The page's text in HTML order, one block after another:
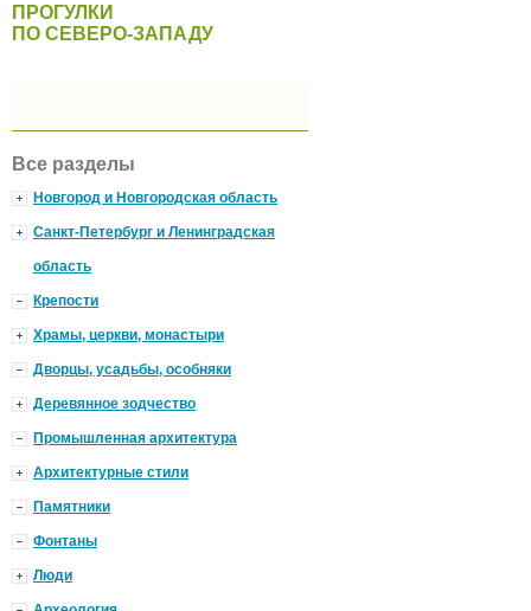
ПРОГУЛКИ
ПО СЕВЕРО-ЗАПАДУ
Все разделы
Новгород и Новгородская область
Санкт-Петербург и Ленинградская
область
Крепости
Храмы, церкви, монастыри
Дворцы, усадьбы, особняки
Деревянное зодчество
Промышленная архитектура
Архитектурные стили
Памятники
Фонтаны
Люди